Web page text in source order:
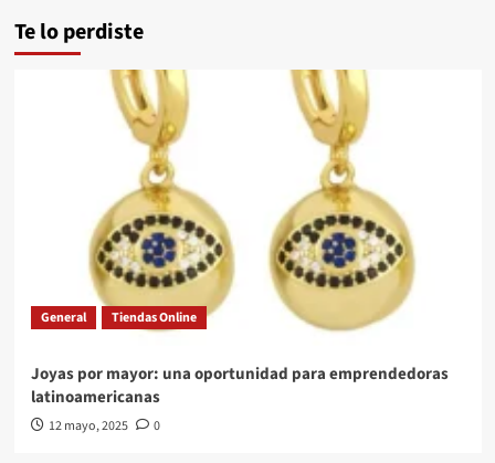
Te lo perdiste
General Tiendas Online
Joyas por mayor: una oportunidad para emprendedoras
latinoamericanas
12 mayo, 2025 0